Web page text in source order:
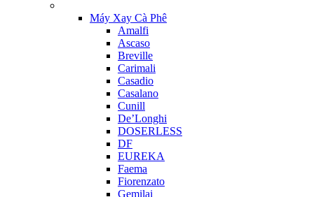
Máy Xay Cà Phê
Amalfi
Ascaso
Breville
Carimali
Casadio
Casalano
Cunill
De’Longhi
DOSERLESS
DF
EUREKA
Faema
Fiorenzato
Gemilai